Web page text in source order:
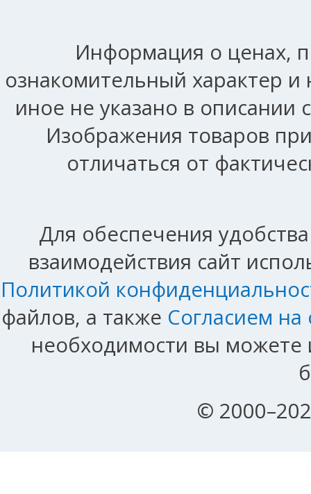
Информация о ценах,
ознакомительный характер
иное не указано в описании
Изображения товаров
отличаться от
Для обеспечения
взаимодействия сайт
Политикой
файлов, а также Согласием
необходимости вы можете
©